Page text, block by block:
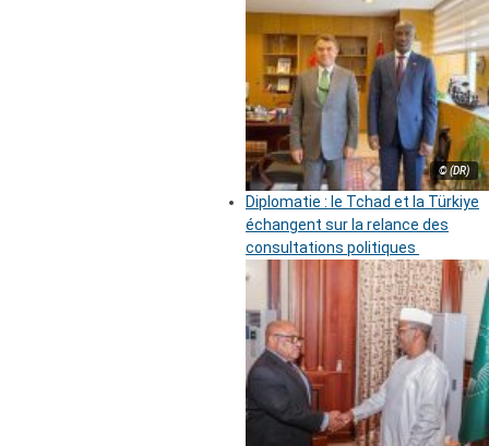
© (DR)
Diplomatie : le Tchad et la Türkiye
échangent sur la relance des
consultations politiques